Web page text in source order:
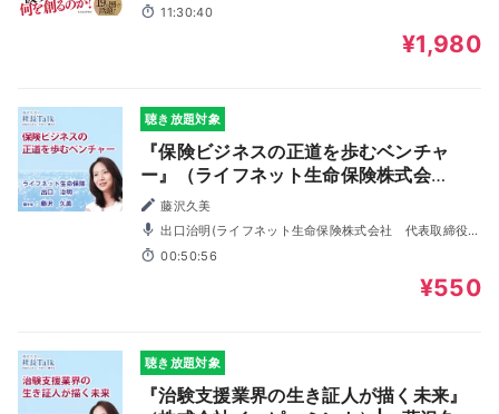
11:30:40
¥1,980
聴き放題対象
『保険ビジネスの正道を歩むベンチャ
ー』（ライフネット生命保険株式会
社）| 藤沢久美の社長Talk
藤沢久美
出口治明(ライフネット生命保険株式会社 代表取締役社
長), 藤沢久美
00:50:56
¥550
聴き放題対象
『治験支援業界の生き証人が描く未来』